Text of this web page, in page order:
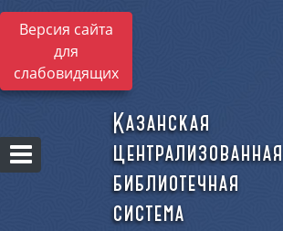
Версия сайта
для
слабовидящих
Казанская
централизованная
библиотечная
система